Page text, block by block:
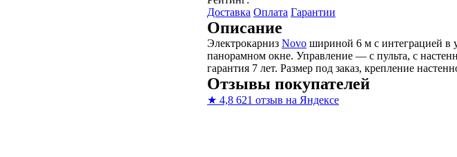
Доставка Оплата Гарантии
Описание
Электрокарниз Novo шириной 6 м с интеграцией в
панорамном окне. Управление — с пульта, с
гарантия 7 лет. Размер под заказ, крепление
Отзывы покупателей
★ 4,8 621 отзыв на Яндексе